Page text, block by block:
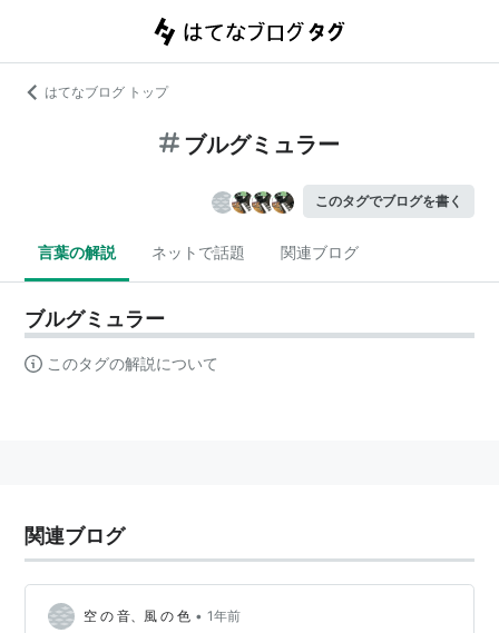
はてなブログ トップ
ブルグミュラー
このタグでブログを書く
言葉の解説 ネットで話題 関連ブログ
ブルグミュラー
このタグの解説について
関連ブログ
空 の 音、風 の 色 • 1年前